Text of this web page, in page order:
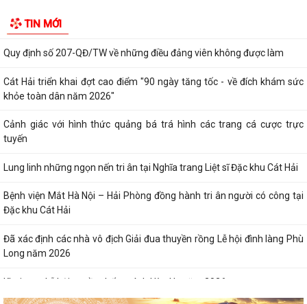
TIN MỚI
ương 3 khóa XIV
Quy định số 207-QĐ/TW về những điều đảng viên không được làm
Cát Hải triển khai đợt cao điểm "90 ngày tăng tốc - về đích khám sức
khỏe toàn dân năm 2026"
Cảnh giác với hình thức quảng bá trá hình các trang cá cược trực
tuyến
Lung linh những ngọn nến tri ân tại Nghĩa trang Liệt sĩ Đặc khu Cát Hải
Bệnh viện Mắt Hà Nội – Hải Phòng đồng hành tri ân người có công tại
Đặc khu Cát Hải
Đã xác định các nhà vô địch Giải đua thuyền rồng Lễ hội đình làng Phù
Long năm 2026
Khai mạc Lễ hội truyền thống Đình Hòa Hy năm 2026